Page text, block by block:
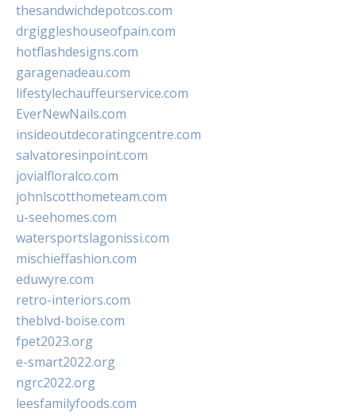
thesandwichdepotcos.com
drgiggleshouseofpain.com
hotflashdesigns.com
garagenadeau.com
lifestylechauffeurservice.com
EverNewNails.com
insideoutdecoratingcentre.com
salvatoresinpoint.com
jovialfloralco.com
johnlscotthometeam.com
u-seehomes.com
watersportslagonissi.com
mischieffashion.com
eduwyre.com
retro-interiors.com
theblvd-boise.com
fpet2023.org
e-smart2022.org
ngrc2022.org
leesfamilyfoods.com